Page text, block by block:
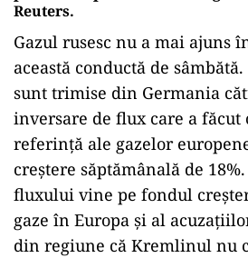
Reuters.
Gazul rusesc nu a mai ajuns
această conductă de
sunt trimise din Germania
inversare de flux care a făcut
referință ale gazelor
creștere săptămânală de
fluxului vine pe fondul
gaze în Europa și al
din regiune că Kremlinul nu